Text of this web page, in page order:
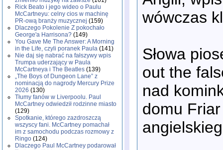
Rick Beato i jego wideo o Paulu
McCartneyu: celny cios w machinę
PR-ową branży muzycznej (159)
Dlaczego Pokolenie Z pokochało
George'a Harrisona? (149)
You Gave Me The Answer: A Morning
in the Life, czyli poranek Paula (141)
Nie daj się nabrać na fałszywy wpis
Trumpa uderzający w Paula
McCartneya i The Beatles (139)
„The Boys of Dungeon Lane” z
nominacją do nagrody Mercury Prize
2026 (130)
Tłumy fanów w Liverpoolu. Paul
McCartney odwiedził rodzinne miasto
(129)
Spotkanie, którego zazdroszczą
wszyscy fani. McCartney pomachał
im z samochodu podczas rozmowy z
Ringo (124)
Dlaczego Paul McCartney podarował
wówczas
Słowa
out the
nad
domu